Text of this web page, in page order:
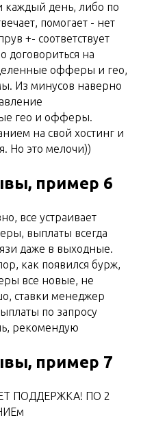
каждый день, либо по
помогает - нет
+- соответствует
договориться на
офферы и гео,
Из минусов наверно
гео и офферы.
на свой хостинг и
Но это мелочи))
пример 6
все устраивает
выплаты всегда
даже в выходные.
как появился бурж,
все новые, не
ставки менеджер
по запросу
рекомендую
пример 7
ПОДДЕРЖКА! ПО 2